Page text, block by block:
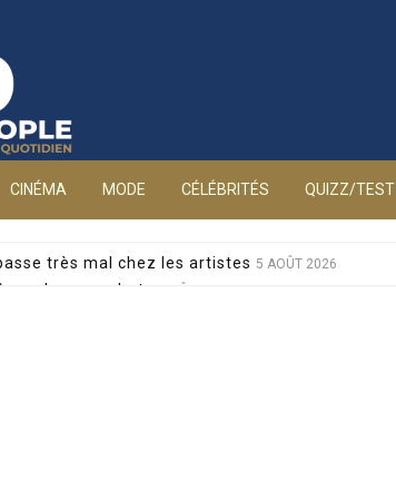
CINÉMA MODE CÉLÉBRITÉS QUIZZ/TEST
très mal chez les artistes 5 AOÛT 2026
un long combat